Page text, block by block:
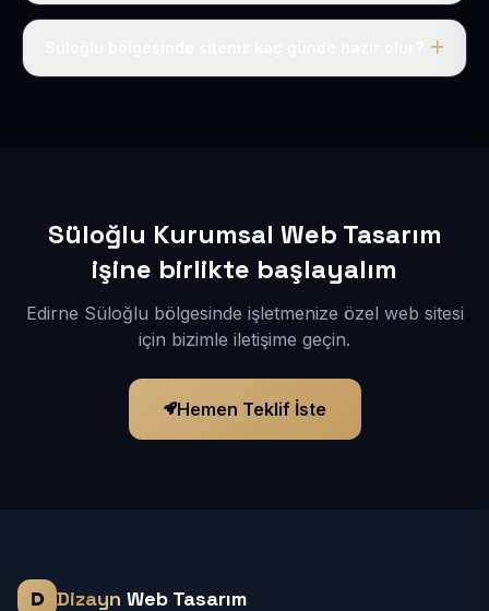
Tek fiyat uygulanır: yıllık 50 USD + KDV. Bu bedele alan
Süloğlu Kurumsal Web Tasarım
işine birlikte başlayalım
Edirne Süloğlu bölgesinde işletmenize özel web sitesi
için bizimle iletişime geçin.
Hemen Teklif İste
Dizayn Web Tasarım